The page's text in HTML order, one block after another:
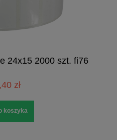
24x15 2000 szt. fi76
zł
koszyka